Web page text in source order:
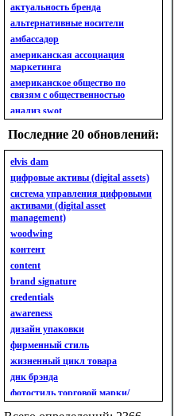
актуальность бренда
альтернативные носители
амбассадор
американская ассоциация
маркетинга
американское общество по
связям с общественностью
анализ swot
анализ бизнес-портфеля
анализ имиджа
анализ кластерный
анализ конкурентов
анализ кросс-культурных
особенностей
анализ мак кинси «7s»
анализ макросистемы
анализ маркетинговый
анализ рынка
анализ ситуационный
анализ экспертный
индивидуальный
анкета
ассортимент
ассортимент товарный.
планирование товарного
ассортимента
ассортимент. глубина
Последние 20 обновлений:
elvis dam
цифровые активы (digital assets)
система управления цифровыми
активами (digital asset
management)
woodwing
контент
content
brand signature
credentials
awareness
дизайн упаковки
фирменный стиль
жизненный цикл товара
днк брэнда
фотостиль торговой марки/
линейки продукции